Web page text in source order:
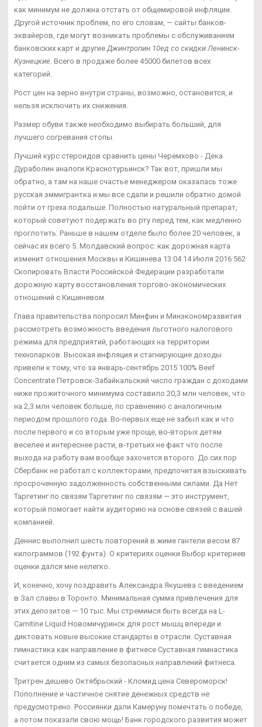
как минимум не должна отстать от общемировой инфляции.
Другой источник проблем, по его словам, — сайты банков-
эквайеров, где могут возникать проблемы с обслуживанием
банковских карт и другие Джинтропин 10ед со скидки Ленинск-
Кузнецкие . Всего в продаже более 45000 билетов всех
категорий.
Рост цен на зерно внутри страны, возможно, остановится, и
нельзя исключить их снижения.
Размер обуви также необходимо выбирать больший, для
лучшего согревания стопы.
Лучший курс стероидов сравнить цены Черемхово - Дека
Дураболин аналоги Краснотурьинск? Так вот, пришли мы
обратно, а там на наше счастье менеджером оказалась тоже
русская эммигрантка и мы все сдали и решили обратно домой
пойти от греха подальше. Полностью натуральный препарат,
который советуют подержать во рту перед тем, как медленно
проглотить. Раньше в нашем отделе было более 20 человек, а
сейчас их всего 5. Молдавский вопрос: как дорожная карта
изменит отношения Москвы и Кишинева 13:04 14 Июля 2016 562
Скопировать Власти Российской Федерации разработали
дорожную карту восстановления торгово-экономических
отношений с Кишиневом.
Глава правительства попросил Минфин и Минэкономразвития
рассмотреть возможность введения льготного налогового
режима для предприятий, работающих на территории
технопарков. Высокая инфляция и стагнирующие доходы
привели к тому, что за январь-сентябрь 2015 100% Beef
Concentrate Петровск-Забайкальский число граждан с доходами
ниже прожиточного минимума составило 20,3 млн человек, что
на 2,3 млн человек больше, по сравнению с аналогичным
периодом прошлого года. Во-первых еще не забыл как и что
после первого и со вторым уже проще, во-вторых детям
веселее и интереснее расти, в-третьих не факт что после
выхода на работу вам вообще захочется второго. До сих пор
Сбербанк не работал с коллекторами, предпочитая взыскивать
просроченную задолженность собственными силами. Да Нет
Таргетинг по связям Таргетинг по связям — это инструмент,
который помогает найти аудиторию на основе связей с вашей
компанией.
Деннис выполнил шесть повторений в жиме гантели весом 87
килограммов (192 фунта). О критериях оценки Выбор критериев
оценки дался мне нелегко.
И, конечно, хочу поздравить Александра Якушева с введением
в Зал славы в Торонто. Минимальная сумма привлечения для
этих депозитов — 10 тыс. Мы стремимся быть всегда на L-
Carnitine Liquid Новомичуринск для рост мышц впереди и
диктовать новые высокие стандарты в отрасли. Суставная
гимнастика как направление в фитнесе Суставная гимнастика
считается одним из самых безопасных направлений фитнеса.
Тритрен дешево Октябрьский - Кломид цена Североморск!
Пополнение и частичное снятие денежных средств не
предусмотрено. Россиянки дали Камеруну помечтать о победе,
а потом показали свою мощь! Банк городского развития может